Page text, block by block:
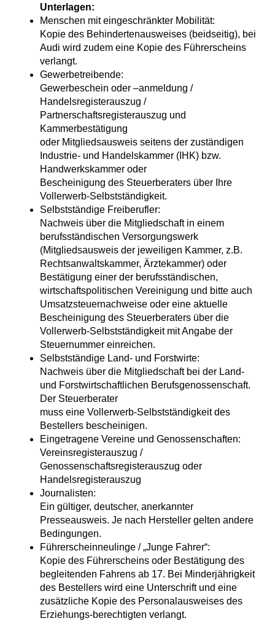
Unterlagen:
Menschen mit eingeschränkter Mobilität:
Kopie des Behindertenausweises (beidseitig), bei
Audi wird zudem eine Kopie des Führerscheins
verlangt.
Gewerbetreibende:
Gewerbeschein oder –anmeldung /
Handelsregisterauszug /
Partnerschaftsregisterauszug und
Kammerbestätigung
oder Mitgliedsausweis seitens der zuständigen
Industrie- und Handelskammer (IHK) bzw.
Handwerkskammer oder
Bescheinigung des Steuerberaters über Ihre
Vollerwerb-Selbstständigkeit.
Selbstständige Freiberufler:
Nachweis über die Mitgliedschaft in einem
berufsständischen Versorgungswerk
(Mitgliedsausweis der jeweiligen Kammer, z.B.
Rechtsanwaltskammer, Ärztekammer) oder
Bestätigung einer der berufsständischen,
wirtschaftspolitischen Vereinigung und bitte auch
Umsatzsteuernachweise oder eine aktuelle
Bescheinigung des Steuerberaters über die
Vollerwerb-Selbstständigkeit mit Angabe der
Steuernummer einreichen.
Selbstständige Land- und Forstwirte:
Nachweis über die Mitgliedschaft bei der Land-
und Forstwirtschaftlichen Berufsgenossenschaft.
Der Steuerberater
muss eine Vollerwerb-Selbstständigkeit des
Bestellers bescheinigen.
Eingetragene Vereine und Genossenschaften:
Vereinsregisterauszug /
Genossenschaftsregisterauszug oder
Handelsregisterauszug
Journalisten:
Ein gültiger, deutscher, anerkannter
Presseausweis. Je nach Hersteller gelten andere
Bedingungen.
Führerscheinneulinge / „Junge Fahrer“:
Kopie des Führerscheins oder Bestätigung des
begleitenden Fahrens ab 17. Bei Minderjährigkeit
des Bestellers wird eine Unterschrift und eine
zusätzliche Kopie des Personalausweises des
Erziehungs-berechtigten verlangt.